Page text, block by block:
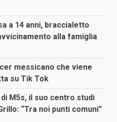
a 14 anni, braccialetto
alla famiglia
messicano che viene
su Tik Tok
M5s, il suo centro studi
“Tra noi punti comuni”